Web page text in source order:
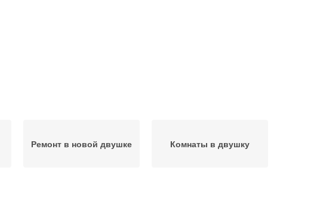
Ремонт в новой двушке Комнаты в двушку